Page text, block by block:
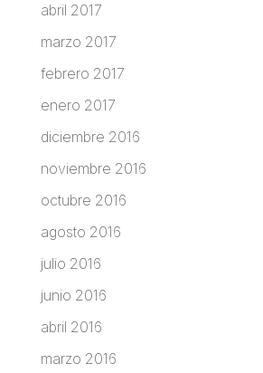
abril 2017
marzo 2017
febrero 2017
enero 2017
diciembre 2016
noviembre 2016
octubre 2016
agosto 2016
julio 2016
junio 2016
abril 2016
marzo 2016